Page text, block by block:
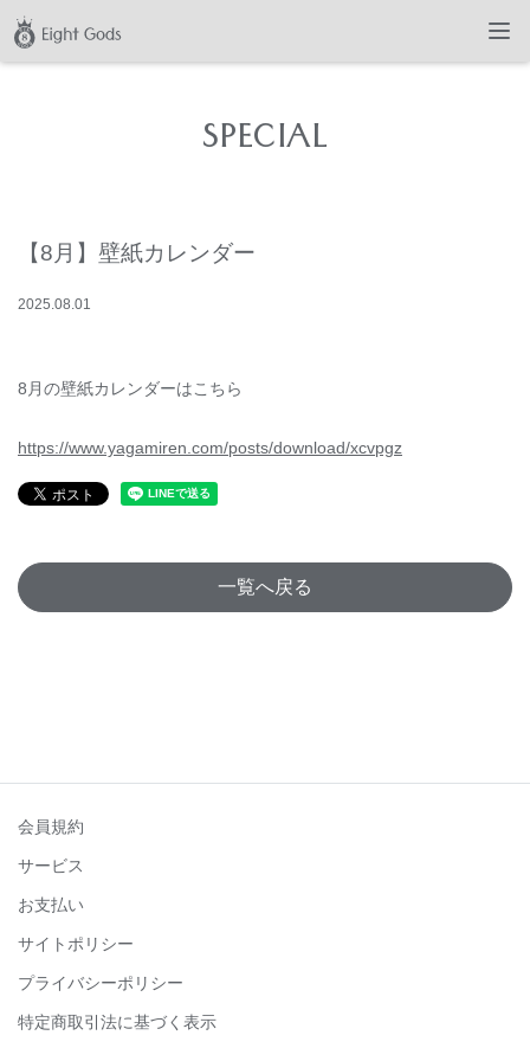
SPECIAL
【8月】壁紙カレンダー
2025.08.01
8月の壁紙カレンダーはこちら
https://www.yagamiren.com/posts/download/xcvpgz
一覧へ戻る
会員規約
サービス
お支払い
サイトポリシー
プライバシーポリシー
特定商取引法に基づく表示